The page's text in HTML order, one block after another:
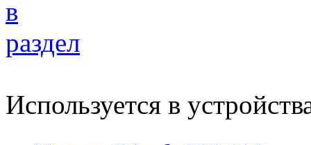
Используется в